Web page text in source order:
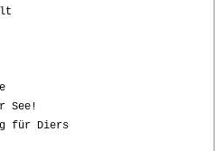
See!
für Diers